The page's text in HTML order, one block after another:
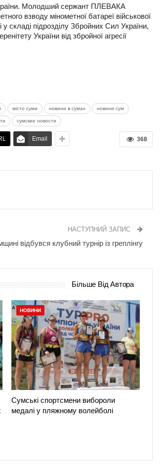
Молодший сержант ПЛЕВАКА
взводу мінометної батареї військової
складі підрозділу Збройних Сил України,
України від збройної агресії
місто суми новини в сумах новини сум
сумские новости
368
Email
НАСТУПНИЙ ЗАПИС
відбувся клубний турнір із греплінгу
Більше Від Автора
НОВИНИ
Сумські спортсмени вибороли
медалі у пляжному волейболі